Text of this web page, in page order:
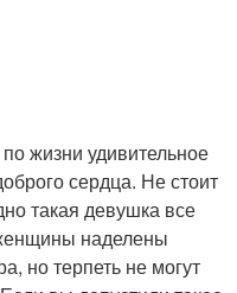
жизни удивительное
сердца. Не стоит
такая девушка все
наделены
но терпеть не могут